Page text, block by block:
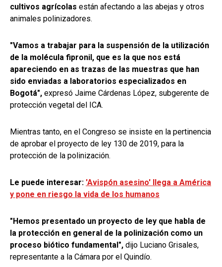
cultivos agrícolas están afectando a las abejas y otros
animales polinizadores.
"Vamos a trabajar para la suspensión de la utilización
de la molécula fipronil, que es la que nos está
apareciendo en as trazas de las muestras que han
sido enviadas a laboratorios especializados en
Bogotá", expresó Jaime Cárdenas López, subgerente de
protección vegetal del ICA.
Mientras tanto, en el Congreso se insiste en la pertinencia
de aprobar el proyecto de ley 130 de 2019, para la
protección de la polinización.
Le puede interesar: 'Avispón asesino' llega a América
y pone en riesgo la vida de los humanos
"Hemos presentado un proyecto de ley que habla de
la protección en general de la polinización como un
proceso biótico fundamental", dijo Luciano Grisales,
representante a la Cámara por el Quindío.